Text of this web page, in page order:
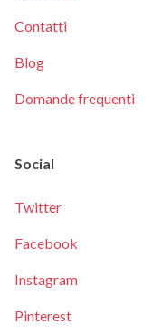
Contatti
Blog
Domande frequenti
Social
Twitter
Facebook
Instagram
Pinterest